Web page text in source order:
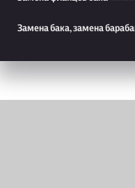
Замена бака, замена